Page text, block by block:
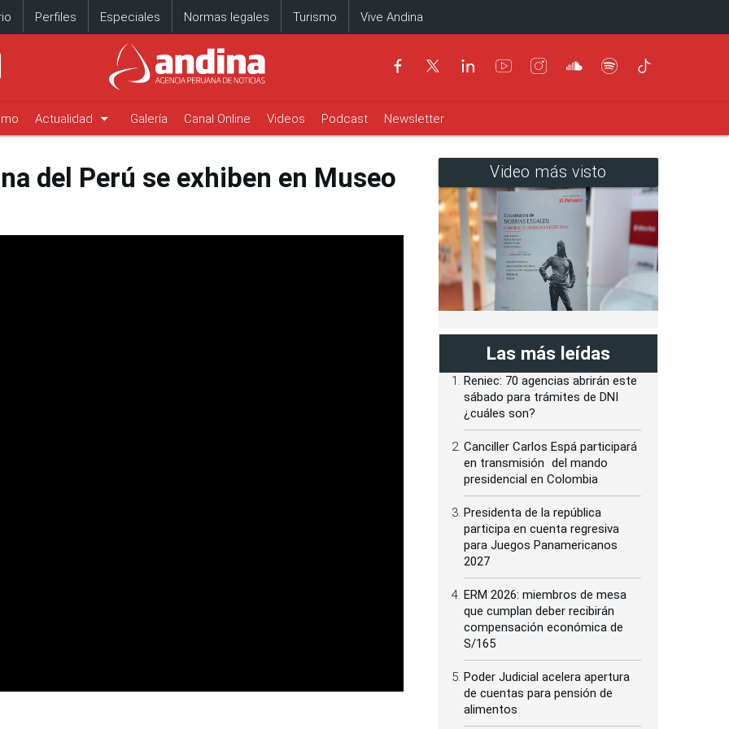
Perfiles Especiales Normas legales Turismo Vive Andina
Actualidad arrow_drop_down Galería Canal Online Videos Podcast Newsletter
del Perú se exhiben en Museo
Video más visto
Las más leídas
Reniec: 70 agencias abrirán este
sábado para trámites de DNI
¿cuáles son?
Canciller Carlos Espá participará
en transmisión del mando
presidencial en Colombia
Presidenta de la república
participa en cuenta regresiva
para Juegos Panamericanos
2027
ERM 2026: miembros de mesa
que cumplan deber recibirán
compensación económica de
S/165
Poder Judicial acelera apertura
de cuentas para pensión de
alimentos